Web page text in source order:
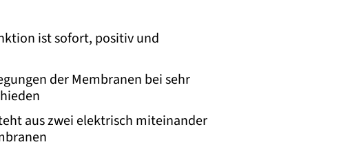
ist sofort, positiv und
der Membranen bei sehr
aus zwei elektrisch miteinander